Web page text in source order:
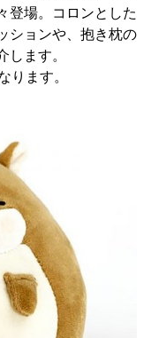
登場。コロンとした
ションや、抱き枕の
します。
ります。